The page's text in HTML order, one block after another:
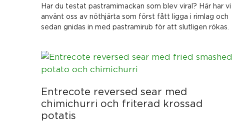
Har du testat pastramimackan som blev viral? Här har vi
använt oss av nöthjärta som först fått ligga i rimlag och
sedan gnidas in med pastramirub för att slutligen rökas.
Entrecote reversed sear med
chimichurri och friterad krossad
potatis